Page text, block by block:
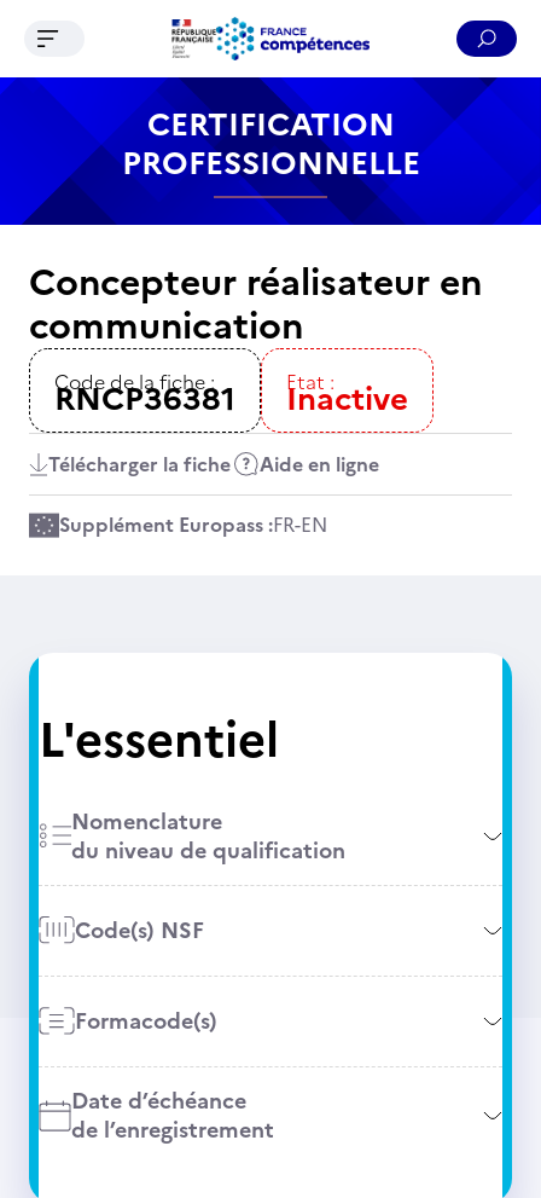
Contenu Recherche Menu Pied de page
Ouvrir le menu de navigation
CERTIFICATION
PROFESSIONNELLE
Concepteur réalisateur en
communication
Code de la fiche :
RNCP36381 Etat :
Inactive
Télécharger la fiche Aide en ligne
Supplément Europass :FR-EN
L'essentiel
Nomenclature
du niveau de qualification
Code(s) NSF
Formacode(s)
Date d’échéance
de l’enregistrement